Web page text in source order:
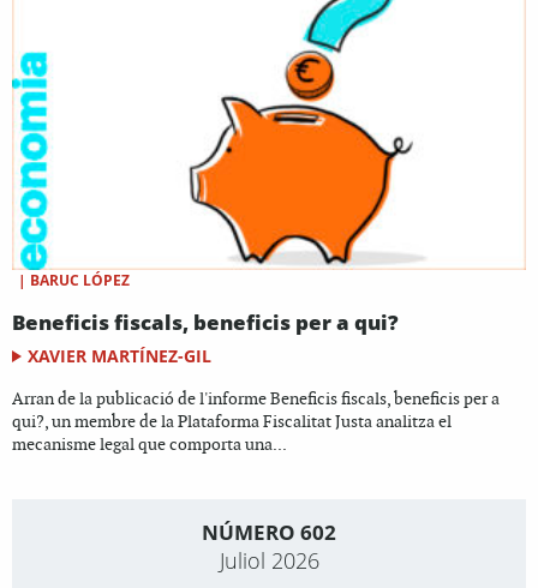
| BARUC LÓPEZ
Beneficis fiscals, beneficis per a qui?
XAVIER MARTÍNEZ-GIL
Arran de la publicació de l'informe Beneficis fiscals, beneficis per a
qui?, un membre de la Plataforma Fiscalitat Justa analitza el
mecanisme legal que comporta una...
NÚMERO 602
Juliol 2026